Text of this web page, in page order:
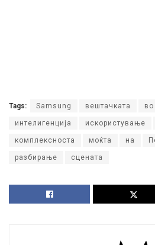
Tags: Samsung вештачката во
интелигенција искористување
комплексноста моќта на
разбирање сцената